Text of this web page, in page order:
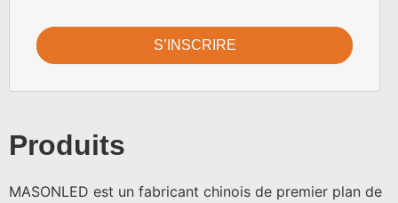
S’INSCRIRE
Produits
MASONLED est un fabricant chinois de premier plan de